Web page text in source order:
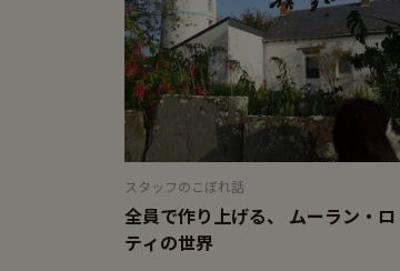
スタッフのこぼれ話
全員で作り上げる、 ムーラン・ロ
ティの世界